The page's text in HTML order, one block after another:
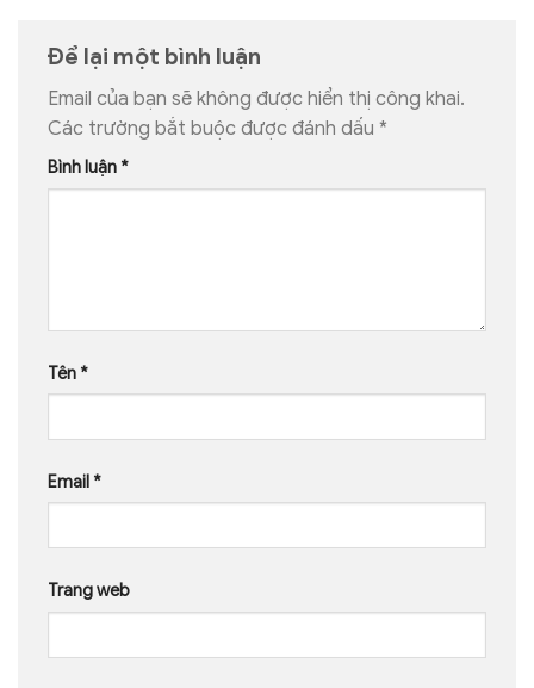
Để lại một bình luận
Email của bạn sẽ không được hiển thị công khai.
Các trường bắt buộc được đánh dấu *
Bình luận *
Tên *
Email *
Trang web